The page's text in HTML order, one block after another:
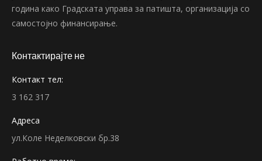
година како Градската управа за патишта, организација со
самостојно финансирање.
Контактирајте не
Контакт тел:
3 162 317
Адреса
ул.Коле Неделковски бр.38